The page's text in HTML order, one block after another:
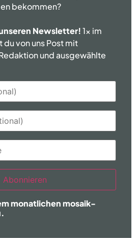
bekommen?
Newsletter!1x im
von uns Post mit
und ausgewählte
Abonnieren
monatlichen mosaik-